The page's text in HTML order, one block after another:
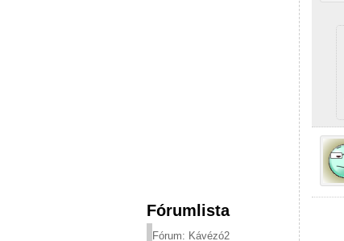
Fórumlista
Fórum: Kávézó2